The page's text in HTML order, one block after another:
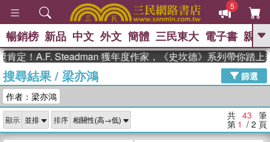
5
GO
高希均教授回憶錄
、 The Odyssey 、 父親節 、 如果歷
獎 臺灣漫遊錄 、 方念華 、 台灣的李
登輝時代
數學女孩：黎曼猜想 、
偉大的迷走神經
暢銷榜 新品 中文 外文 簡體 三民東大 電子書 親子
Steadman 獲年度作家，《史坎德》系列帶你踏上熱血奇
搜尋結果/ 梁亦鴻
篩選
作者：梁亦鴻
顯示 排序 共 43 筆
第 1 / 2 頁